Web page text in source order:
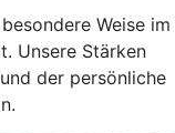
Weise im
Unsere Stärken
der persönliche